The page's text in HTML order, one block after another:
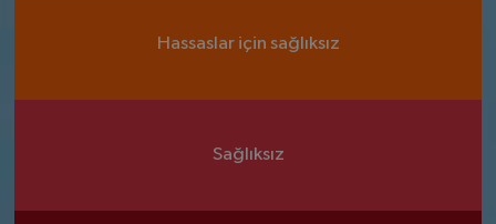
Hassaslar için sağlıksız
Sağlıksız